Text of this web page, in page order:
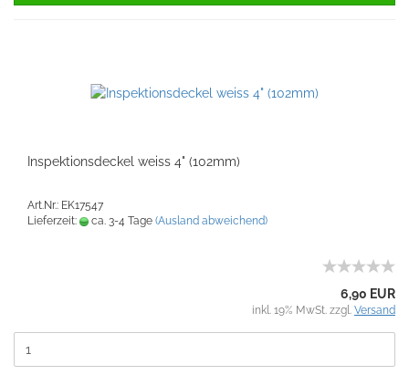
Inspektionsdeckel weiss 4" (102mm)
Art.Nr.: EK17547
Lieferzeit:
ca. 3-4 Tage (Ausland abweichend)
6,90 EUR
inkl. 19% MwSt. zzgl. Versand